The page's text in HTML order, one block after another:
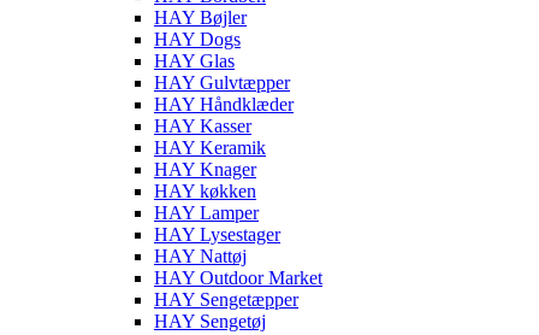
HAY Bøjler
HAY Dogs
HAY Glas
HAY Gulvtæpper
HAY Håndklæder
HAY Kasser
HAY Keramik
HAY Knager
HAY køkken
HAY Lamper
HAY Lysestager
HAY Nattøj
HAY Outdoor Market
HAY Sengetæpper
HAY Sengetøj